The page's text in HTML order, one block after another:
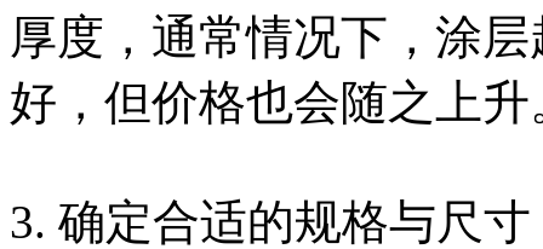
厚度，通常情况下，涂
好，但价格也会随之上升
3. 确定合适的规格与尺寸